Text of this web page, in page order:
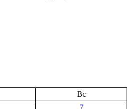
Вс
7